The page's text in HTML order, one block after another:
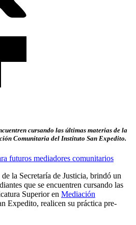
cursando las últimas materias de la
Comunitaria del Instituto San Expedito.
la Secretaría de Justicia, brindó un
que se encuentren cursando las
Superior en Mediación
Expedito, realicen su práctica pre-